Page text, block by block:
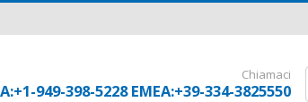
Chiamaci
949-398-5228 EMEA:+39-334-3825550